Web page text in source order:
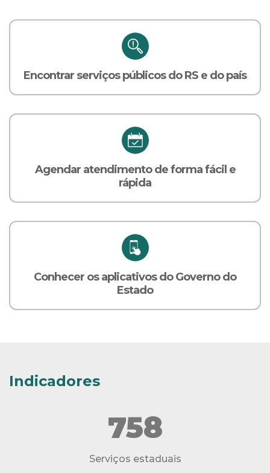
Encontrar serviços públicos do RS e do país
Agendar atendimento de forma fácil e
rápida
Conhecer os aplicativos do Governo do
Estado
Indicadores
758
Serviços estaduais